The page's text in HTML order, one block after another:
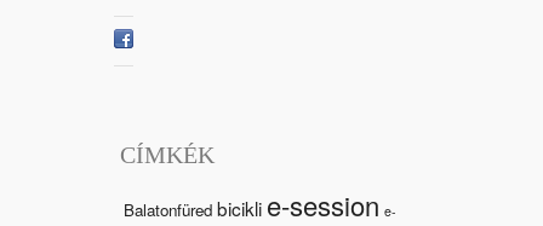
CÍMKÉK
Balatonfüred bicikli e-session e-